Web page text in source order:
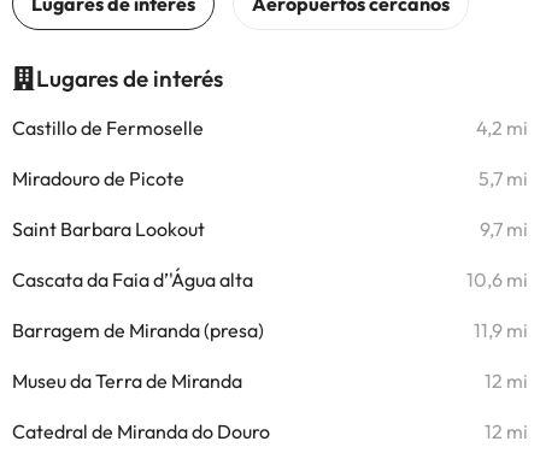
Lugares de interés
Castillo de Fermoselle 4,2 mi
Miradouro de Picote 5,7 mi
Saint Barbara Lookout 9,7 mi
Cascata da Faia d’'Água alta 10,6 mi
Barragem de Miranda (presa) 11,9 mi
Museu da Terra de Miranda 12 mi
Catedral de Miranda do Douro 12 mi